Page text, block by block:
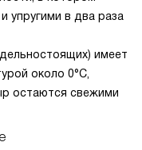
упругими в два раза
имеет
около 0°C,
остаются свежими